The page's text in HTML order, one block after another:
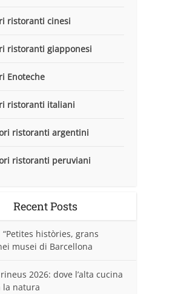
ristoranti cinesi
ristoranti giapponesi
Enoteche
ristoranti italiani
ristoranti argentini
ristoranti peruviani
Recent Posts
històries, grans
musei di Barcellona
2026: dove l’alta cucina
la natura